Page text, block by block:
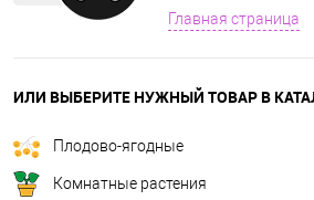
Главная страница
ИЛИ ВЫБЕРИТЕ НУЖНЫЙ ТОВАР В
Плодово-ягодные
Комнатные растения